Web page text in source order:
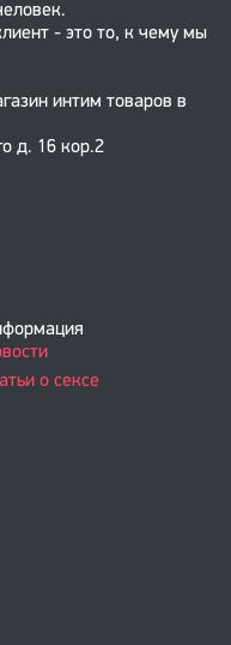
- это то, к чему мы
интим товаров в
д. 16 кор.2
о сексе